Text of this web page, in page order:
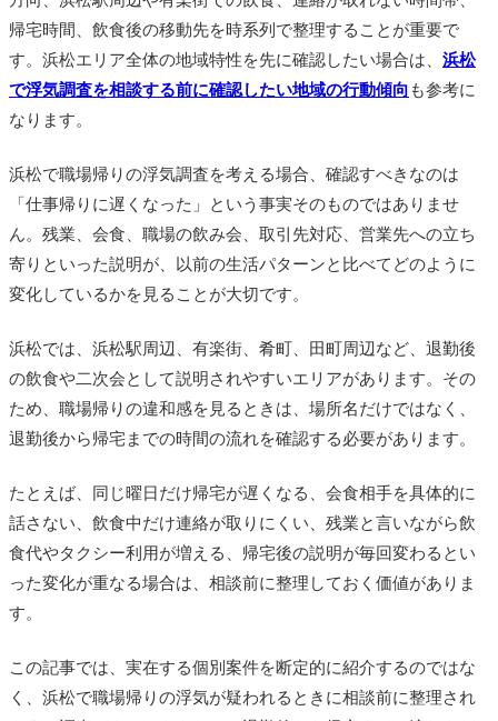
帰宅時間、飲食後の移動先を時系列で整理することが重要で
す。浜松エリア全体の地域特性を先に確認したい場合は、 浜松
で浮気調査を相談する前に確認したい地域の行動傾向 も参考に
なります。
浜松で職場帰りの浮気調査を考える場合、確認すべきなのは
「仕事帰りに遅くなった」という事実そのものではありませ
ん。残業、会食、職場の飲み会、取引先対応、営業先への立ち
寄りといった説明が、以前の生活パターンと比べてどのように
変化しているかを見ることが大切です。
浜松では、浜松駅周辺、有楽街、肴町、田町周辺など、退勤後
の飲食や二次会として説明されやすいエリアがあります。その
ため、職場帰りの違和感を見るときは、場所名だけではなく、
退勤後から帰宅までの時間の流れを確認する必要があります。
たとえば、同じ曜日だけ帰宅が遅くなる、会食相手を具体的に
話さない、飲食中だけ連絡が取りにくい、残業と言いながら飲
食代やタクシー利用が増える、帰宅後の説明が毎回変わるとい
った変化が重なる場合は、相談前に整理しておく価値がありま
す。
この記事では、実在する個別案件を断定的に紹介するのではな
く、浜松で職場帰りの浮気が疑われるときに相談前に整理され